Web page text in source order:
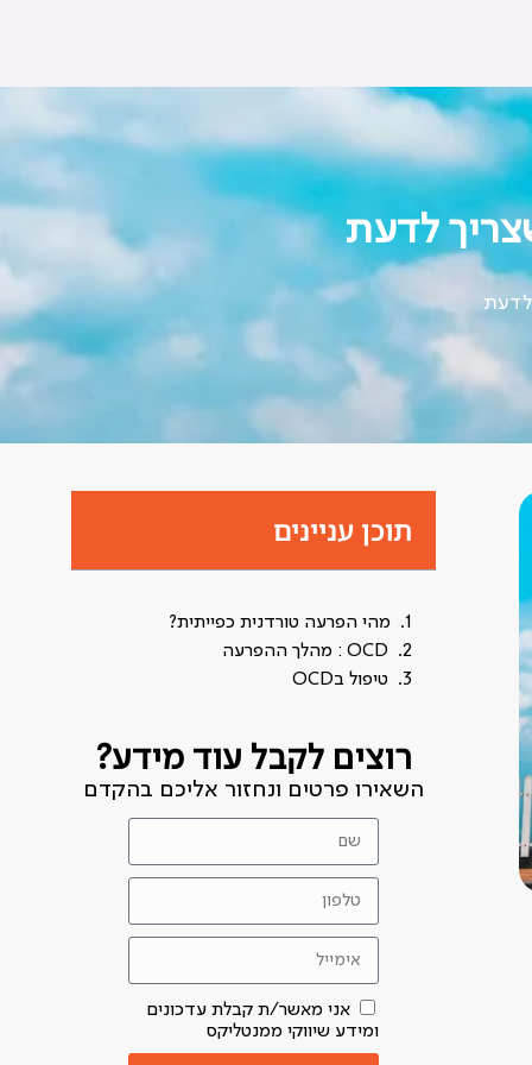
תוכן עניינים
מהי הפרעה טורדנית כפייתית?
OCD : מהלך ההפרעה
טיפול בOCD
רוצים לקבל עוד מידע?
השאירו פרטים ונחזור אליכם בהקדם
אני מאשר/ת קבלת עדכונים
ומידע שיווקי ממנטליקס